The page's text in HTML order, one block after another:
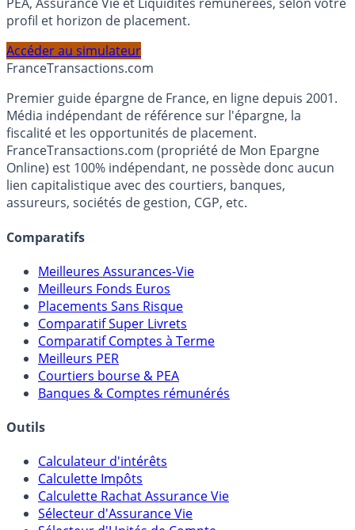
Calculez la répartition théorique de votre capital entre
PEA, Assurance Vie et Liquidités rémunérées, selon votre
profil et horizon de placement.
Accéder au simulateur
FranceTransactions.com
Premier guide épargne de France, en ligne depuis 2001.
Média indépendant de référence sur l'épargne, la
fiscalité et les opportunités de placement.
FranceTransactions.com (propriété de Mon Epargne
Online) est 100% indépendant, ne possède donc aucun
lien capitalistique avec des courtiers, banques,
Meilleures Assurances-Vie
Meilleurs Fonds Euros
Placements Sans Risque
Comparatif Super Livrets
Comparatif Comptes à Terme
Meilleurs PER
Courtiers bourse & PEA
Calculateur d'intérêts
Calculette Impôts
Calculette Rachat Assurance Vie